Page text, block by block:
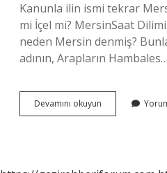
Kanunla ilin ismi tekrar
mi İçel mi? MersinSaat
neden Mersin denmiş?
adının, Arapların Hambales…
Devamını okuyun
In